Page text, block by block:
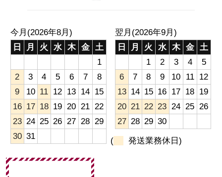
今月(2026年8月)
日
月 火 水 木 金 土
1
2
3 4 5 6 7
8
9
10 11 12 13 14 15
16 17 18 19 20 21 22
23 24 25 26 27 28 29
30 31
翌月(2026年9月)
日
月 火 水 木 金
土
1
2 3 4
5
6
7 8 9 10 11
12
13 14 15 16 17 18 19
20 21 22 23 24 25 26
27 28 29 30
( 発送業務休日)